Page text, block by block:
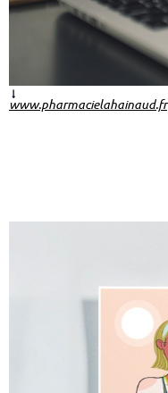
www.pharmacielahainaud.fr